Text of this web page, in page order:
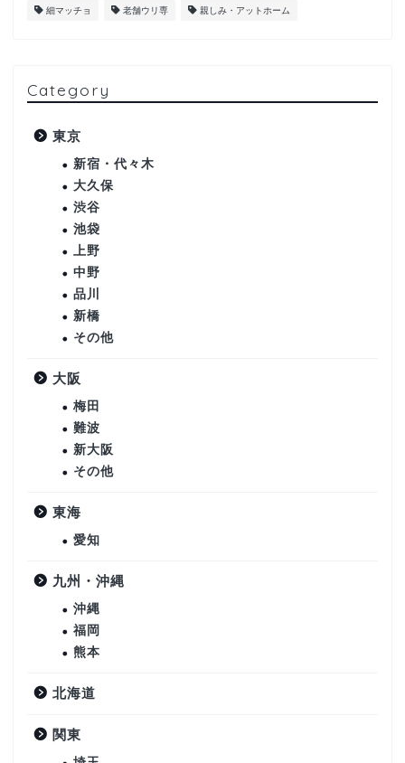
細マッチョ 老舗ウリ専 親しみ・アットホーム
Category
東京
新宿・代々木
大久保
渋谷
池袋
上野
中野
品川
新橋
その他
大阪
梅田
難波
新大阪
その他
東海
愛知
九州・沖縄
沖縄
福岡
熊本
北海道
関東